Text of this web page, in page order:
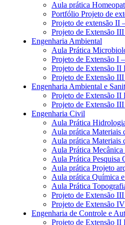
Aula prática
Portfólio Projeto de
Projeto de extensão II
Projeto de Extensão
Engenharia Ambiental
Aula Prática
Projeto de Extensão I
Projeto de Extensão II
Projeto de Extensão
Engenharia Ambiental e
Projeto de Extensão II
Projeto de Extensão
Engenharia Civil
Aula Prática
Aula prática Materiais
Aula prática Materiais
Aula Prática Mecânica
Aula Prática Pesquisa
Aula prática Projeto
Aula prática Química
Aula Prática
Projeto de Extensão
Projeto de Extensão
Engenharia de Controle e
Projeto de Extensão II